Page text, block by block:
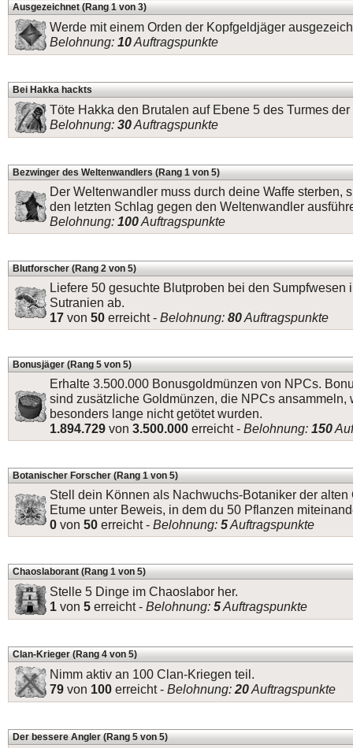
Ausgezeichnet (Rang 1 von 3)
Werde mit einem Orden der Kopfgeldjäger
Belohnung: 10Auftragspunkte
Bei Hakka hackts
Töte Hakka den Brutalen auf Ebene 5 des Turmes der
Belohnung: 30Auftragspunkte
Bezwinger des Weltenwandlers (Rang 1 von 5)
Der Weltenwandler muss durch deine Waffe sterben,
den letzten Schlag gegen den Weltenwandler
Belohnung: 100Auftragspunkte
Blutforscher (Rang 2 von 5)
Liefere 50 gesuchte Blutproben bei den Sumpfwesen
Sutranien ab.
17 von 50 erreicht - Belohnung: 80Auftragspunkte
Bonusjäger (Rang 5 von 5)
Erhalte 3.500.000 Bonusgoldmünzen von NPCs.
sind zusätzliche Goldmünzen, die NPCs ansammeln,
besonders lange nicht getötet wurden.
1.894.729 von 3.500.000 erreicht - Belohnung: 150
Botanischer Forscher (Rang 1 von 5)
Stell dein Können als Nachwuchs-Botaniker der alten
Etume unter Beweis, in dem du 50 Pflanzen
0 von 50 erreicht - Belohnung: 5Auftragspunkte
Chaoslaborant (Rang 1 von 5)
Stelle 5 Dinge im Chaoslabor her.
1 von 5 erreicht - Belohnung: 5Auftragspunkte
Clan-Krieger (Rang 4 von 5)
Nimm aktiv an 100 Clan-Kriegen teil.
79 von 100 erreicht - Belohnung: 20Auftragspunkte
Der bessere Angler (Rang 5 von 5)